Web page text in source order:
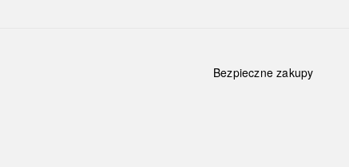
Bezpieczne zakupy